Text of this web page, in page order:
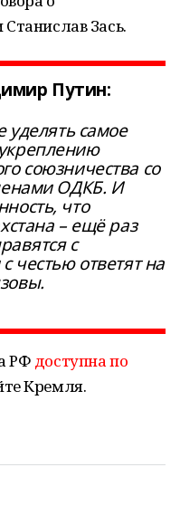
Зась.
Путин:
уделять самое
союзничества со
ОДКБ. И
что
– ещё раз
с
честью ответят на
РФ доступна по
Кремля.